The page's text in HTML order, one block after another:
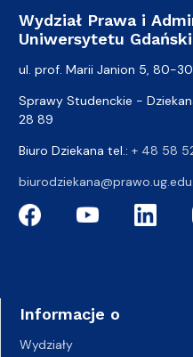
Wydział Prawa i
Uniwersytetu
ul. prof. Marii Janion 5, 80-
Sprawy Studenckie -
28 89
Biuro Dziekana tel.: + 48 58
Informacje o
Wydziały